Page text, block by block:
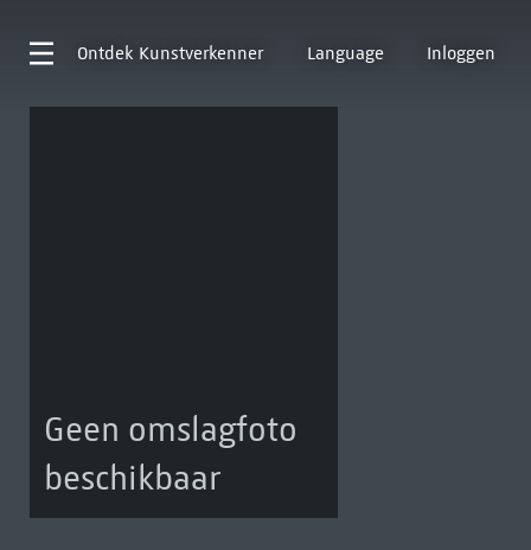
Ontdek Kunstverkenner Language Inloggen
Geen omslagfoto
beschikbaar